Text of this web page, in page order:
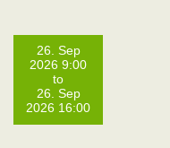
26. Sep
2026 9:00
to
26. Sep
2026 16:00